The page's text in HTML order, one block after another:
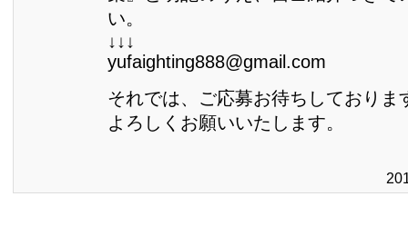
い。
↓↓↓
yufaighting888@gmail.com
それでは、ご応募お待ちしておりま
よろしくお願いいたします。